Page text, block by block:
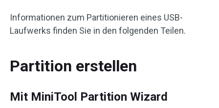
Informationen zum Partitionieren eines USB-
Laufwerks finden Sie in den folgenden Teilen.
Partition erstellen
Mit MiniTool Partition Wizard